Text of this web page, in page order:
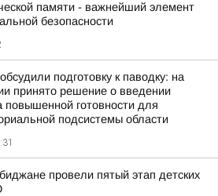
памяти - важнейший элемент
безопасности
подготовку к паводку: на
принято решение о введении
повышенной готовности для
подсистемы области
провели пятый этап детских